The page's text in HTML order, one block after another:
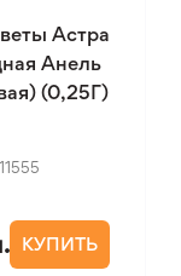
Астра
Анель
(0,25Г)
11555
КУПИТЬ